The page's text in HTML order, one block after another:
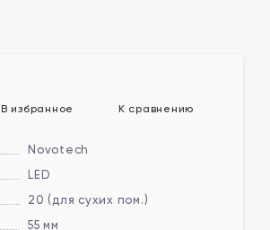
В избранное К сравнению
Novotech
LED
20 (для сухих пом.)
55 мм